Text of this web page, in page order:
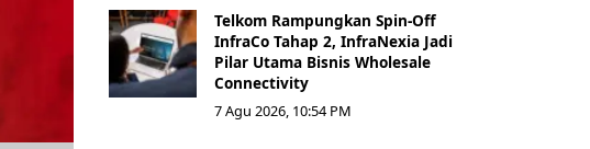
Telkom Rampungkan Spin-Off
InfraCo Tahap 2, InfraNexia Jadi
Pilar Utama Bisnis Wholesale
Connectivity
7 Agu 2026, 10:54 PM